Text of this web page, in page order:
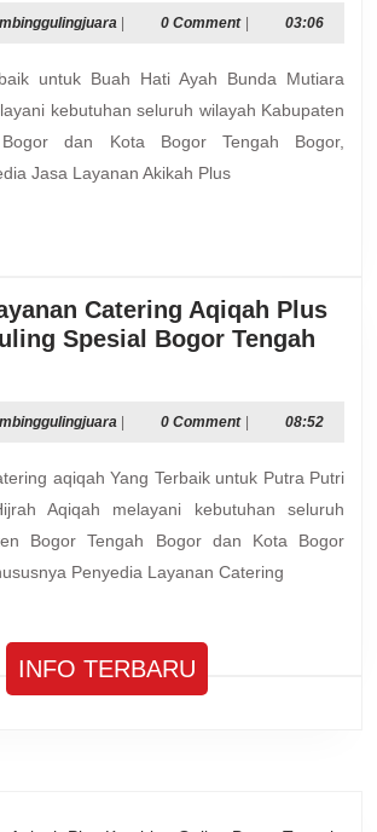
Plus
Guling
Kambinggulingjuara
0 Comment 03:06
kebutuhan seluruh wilayah Kabupaten
dan Kota Bogor Tengah Bogor,
Jasa Layanan Akikah Plus
Catering Aqiqah Plus
Spesial Bogor Tengah
Kambinggulingjuara
0 Comment 08:52
Aqiqah melayani kebutuhan seluruh
Bogor Tengah Bogor dan Kota Bogor
Penyedia Layanan Catering
INFO TERBARU